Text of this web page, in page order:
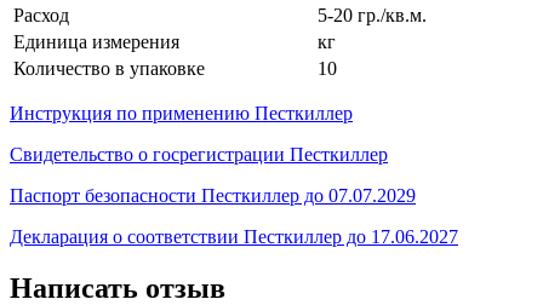
Расход
5-20 гр./кв.м.
Единица измерения
кг
Количество в упаковке
10
Инструкция по применению Песткиллер
Свидетельство о госрегистрации Песткиллер
Паспорт безопасности Песткиллер до 07.07.2029
Декларация о соответствии Песткиллер до 17.06.2027
Написать отзыв